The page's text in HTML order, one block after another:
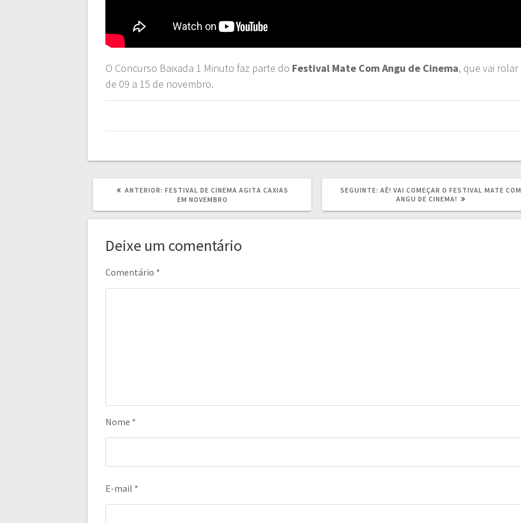
O Concurso Baixada 1 Minuto faz parte do Festival Mate Com Angu de Cinema, que vai rolar
de 09 a 15 de novembro.
ANTERIOR: POST
ANTERIOR:
FESTIVAL DE CINEMA AGITA CAXIAS
EM NOVEMBRO
SEGUINTE: POST
SEGUINTE:
AÊ! VAI COMEÇAR O FESTIVAL MATE COM
ANGU DE CINEMA!
Deixe um comentário
Comentário *
Nome *
E-mail *